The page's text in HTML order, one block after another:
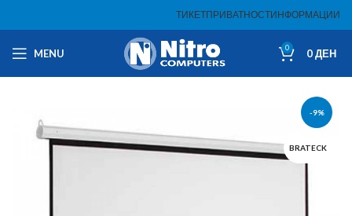
ТИКЕТПРИВАТНОСТИНФОРМАЦИИ
MENU 0 0ДЕН
-9%
BRATECK